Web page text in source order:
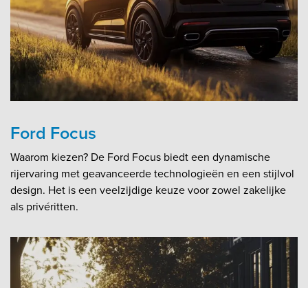
Ford Focus
Waarom kiezen? De Ford Focus biedt een dynamische
rijervaring met geavanceerde technologieën en een stijlvol
design. Het is een veelzijdige keuze voor zowel zakelijke
als privéritten.​